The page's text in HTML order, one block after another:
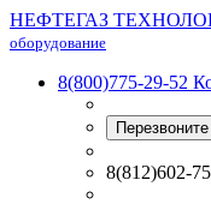
НЕФТЕГАЗ
оборудование
8(800)775-29-52
8(812)602-